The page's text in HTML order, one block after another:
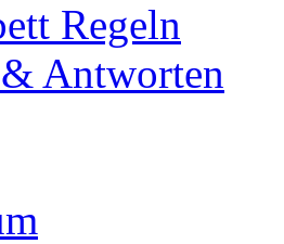
Regeln
Antworten